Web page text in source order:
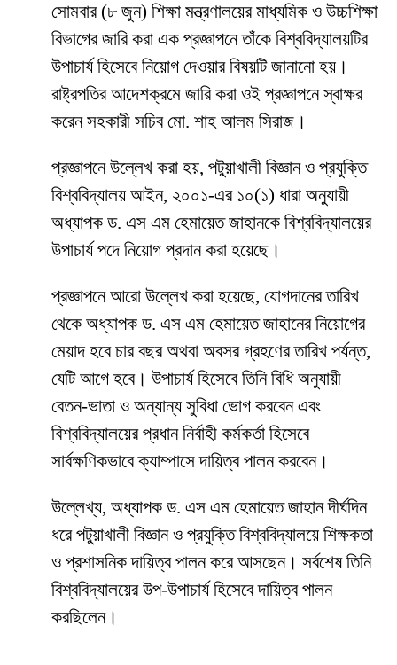
সোমবার (৮ জুন) শিক্ষা মন্ত্রণালয়ের মাধ্যমিক ও উচ্চশিক্ষা
বিভাগের জারি করা এক প্রজ্ঞাপনে তাঁকে বিশ্ববিদ্যালয়টির
উপাচার্য হিসেবে নিয়োগ দেওয়ার বিষয়টি জানানো হয়।
রাষ্ট্রপতির আদেশক্রমে জারি করা ওই প্রজ্ঞাপনে স্বাক্ষর
করেন সহকারী সচিব মো. শাহ আলম সিরাজ।
প্রজ্ঞাপনে উল্লেখ করা হয়, পটুয়াখালী বিজ্ঞান ও প্রযুক্তি
বিশ্ববিদ্যালয় আইন, ২০০১-এর ১০(১) ধারা অনুযায়ী
অধ্যাপক ড. এস এম হেমায়েত জাহানকে বিশ্ববিদ্যালয়ের
উপাচার্য পদে নিয়োগ প্রদান করা হয়েছে।
প্রজ্ঞাপনে আরো উল্লেখ করা হয়েছে, যোগদানের তারিখ
থেকে অধ্যাপক ড. এস এম হেমায়েত জাহানের নিয়োগের
মেয়াদ হবে চার বছর অথবা অবসর গ্রহণের তারিখ পর্যন্ত,
যেটি আগে হবে। উপাচার্য হিসেবে তিনি বিধি অনুযায়ী
বেতন-ভাতা ও অন্যান্য সুবিধা ভোগ করবেন এবং
বিশ্ববিদ্যালয়ের প্রধান নির্বাহী কর্মকর্তা হিসেবে
সার্বক্ষণিকভাবে ক্যাম্পাসে দায়িত্ব পালন করবেন।
উল্লেখ্য, অধ্যাপক ড. এস এম হেমায়েত জাহান দীর্ঘদিন
ধরে পটুয়াখালী বিজ্ঞান ও প্রযুক্তি বিশ্ববিদ্যালয়ে শিক্ষকতা
ও প্রশাসনিক দায়িত্ব পালন করে আসছেন। সর্বশেষ তিনি
বিশ্ববিদ্যালয়ের উপ-উপাচার্য হিসেবে দায়িত্ব পালন
করছিলেন।